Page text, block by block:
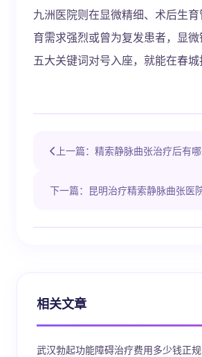
九洲医院则在显微精细、术后生
育需求强烈或曾为复发患者，显
五大关键词对号入座，就能在春
上一篇：精索静脉曲张治疗后有
下一篇：昆明治疗精索静脉曲张医
相关文章
武汉勃起功能障碍治疗费用多少钱正